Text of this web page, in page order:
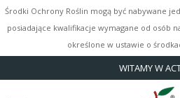
Środki Ochrony Roślin mogą być nabywane
posiadające kwalifikacje wymagane od osób
określone w ustawie o
WITAMY W